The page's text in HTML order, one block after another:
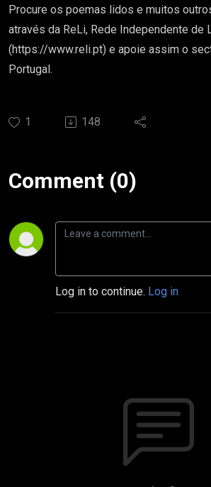
Procure os poemas lidos e muitos
através da ReLi, Rede Independente de
(https://www.reli.pt) e apoie assim o
Portugal.
1 148
Comment (0)
Log in to continue. Log in